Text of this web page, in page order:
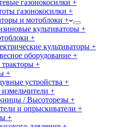
газонокосилки +
газонокосилки +
и мотоблоки +
культиваторы +
+
культиваторы +
оборудование +
+
+
устройства +
+
/ Высоторезы +
и опрыскиватели +
+